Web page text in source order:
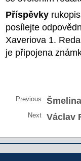
Příspěvky
posílejte
Xaveriova 1.
je připojena
Previous
Next Václav